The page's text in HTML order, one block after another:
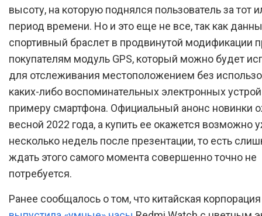
высоту, на которую поднялся пользователь за тот
период времени. Но и это еще не все, так как
спортивный браслет в продвинутой модификации
покупателям модуль GPS, который можно будет
для отслеживания местоположением без
каких-либо воспоминательных электронных
примеру смартфона. Официальный анонс новинки
весной 2022 года, а купить ее окажется возможно
несколько недель после презентации, то есть
ждать этого самого момента совершенно точно не
потребуется.
Ранее сообщалось о том, что китайская